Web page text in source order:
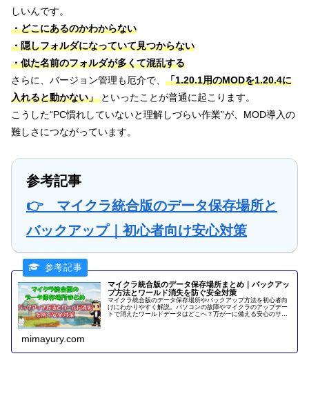
しいんです。
・どこにあるのかわからない
・隠しフォルダになっていて見つからない
・似た名前のフォルダが多くて混乱する
さらに、バージョン管理も厄介で、 「1.20.1用のMODを1.20.4に
入れると動かない」 といったことが普通に起こります。
こうした“PC慣れしていないと理解しづらい作業”が、MOD導入の
難しさにつながっています。
参考記事
👉 マイクラ統合版のデータ保存場所と
バックアップ｜初心者向け安心対策
マイクラ統合版のデータ保存場所まとめ｜バックアッ
プ方法とワールド消失を防ぐ安全対策
マイクラ統合版のデータ保存場所やバックアップ方法を初心者向
けにわかりやすく解説。パソコンの故障やマイクラのアップデー
トで消えたワールドデータはどこへ？万が一に備える安心のサー
mimayury.com